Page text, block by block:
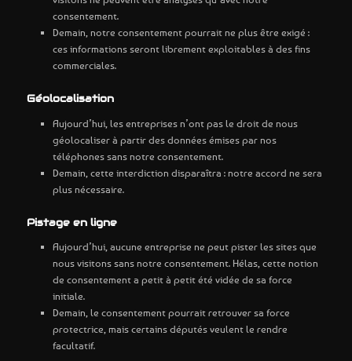
consentement.
Demain, notre consentement pourrait ne plus être exigé :
ces informations seront librement exploitables à des fins
commerciales.
Géolocalisation
Aujourd’hui, les entreprises n’ont pas le droit de nous
géolocaliser à partir des données émises par nos
téléphones sans notre consentement.
Demain, cette interdiction disparaîtra : notre accord ne sera
plus nécessaire.
Pistage en ligne
Aujourd’hui, aucune entreprise ne peut pister les sites que
nous visitons sans notre consentement. Hélas, cette notion
de consentement a petit à petit été vidée de sa force
initiale.
Demain, le consentement pourrait retrouver sa force
protectrice, mais certains députés veulent le rendre
facultatif.